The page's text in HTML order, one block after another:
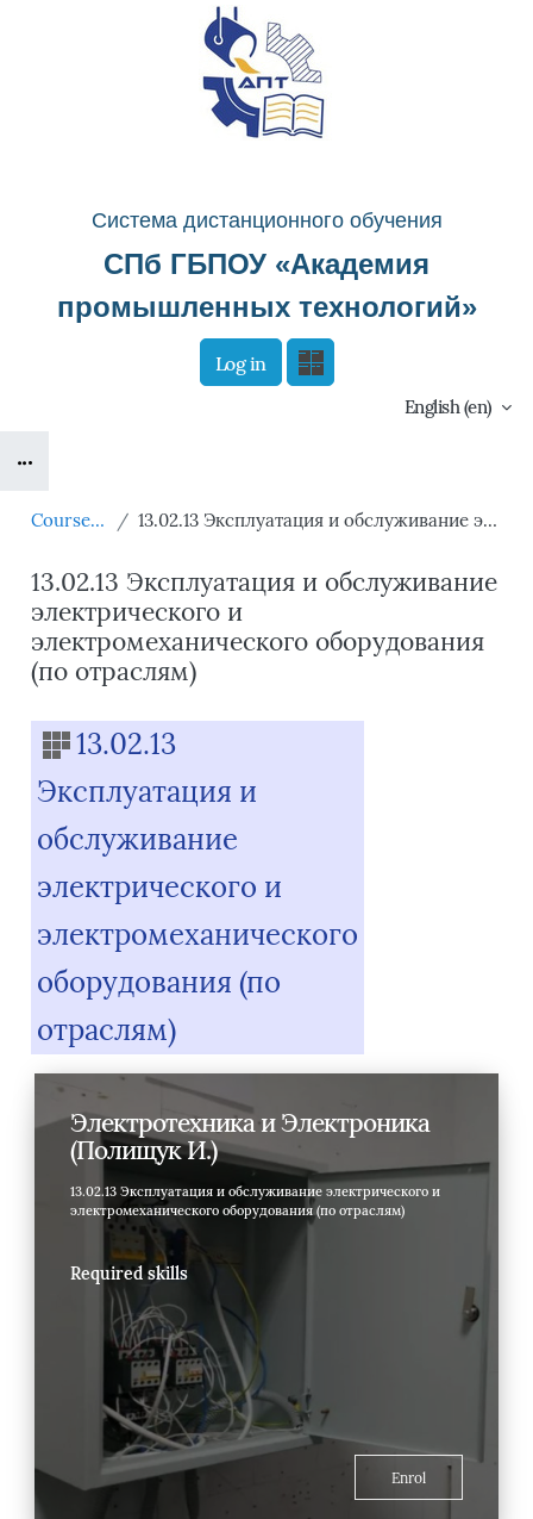
Система дистанционного обучения
СПб ГБПОУ «Академия
промышленных технологий»
Log in
English ‎(en)‎
Courses showcase 3KL 13.02.13 Эксплуатация и обслуживание электрического и электромеханического оборудования (по отраслям)
13.02.13 Эксплуатация и обслуживание
электрического и
электромеханического оборудования
(по отраслям)
Blocks
13.02.13
Эксплуатация и
обслуживание
электрического и
электромеханического
оборудования (по
отраслям)
Электротехника и Электроника
(Полищук И.)
13.02.13 Эксплуатация и обслуживание электрического и
электромеханического оборудования (по отраслям)
Required skills
Enrol